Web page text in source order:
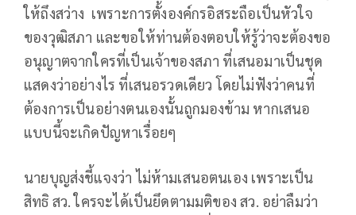
ให้ถึงสว่าง เพราะการตั้งองค์กรอิสระถือเป็นหัวใจ
ของวุฒิสภา และขอให้ท่านต้องตอบให้รู้ว่าจะต้องขอ
อนุญาตจากใครที่เป็นเจ้าของสภา ที่เสนอมาเป็นชุด
แสดงว่าอย่างไร ที่เสนอรวดเดียว โดยไม่ฟังว่าคนที่
ต้องการเป็นอย่างตนเองนั้นถูกมองข้าม หากเสนอ
แบบนี้จะเกิดปัญหาเรื่อยๆ
นายบุญส่งชี้แจงว่า ไม่ห้ามเสนอตนเอง เพราะเป็น
สิทธิ สว. ใครจะได้เป็นยึดตามมติของ สว. อย่าลืมว่า